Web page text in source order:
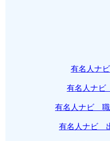
有名人ナ
有名人ナ
有名人ナビ 職
有名人ナビ